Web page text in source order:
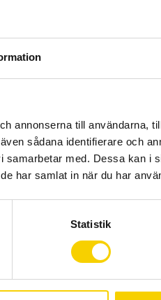
annonserna till användarna,
sådana identifierare och
med. Dessa kan i
har samlat in när du har
Statistik
3/330 tpi + Dubbel
Germany)
Punkteringssäkert
optimala
punkteringar. Mycket
sidoväggsförstärkning
är optimerad för väta och
Show all products from